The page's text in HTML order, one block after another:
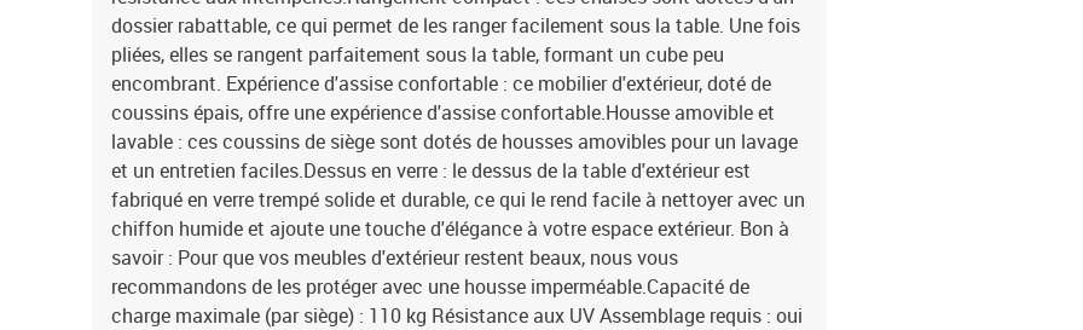
dossier rabattable, ce qui permet de les ranger facilement sous la table. Une fois
pliées, elles se rangent parfaitement sous la table, formant un cube peu
encombrant. Expérience d'assise confortable : ce mobilier d'extérieur, doté de
coussins épais, offre une expérience d'assise confortable.Housse amovible et
lavable : ces coussins de siège sont dotés de housses amovibles pour un lavage
et un entretien faciles.Dessus en verre : le dessus de la table d'extérieur est
fabriqué en verre trempé solide et durable, ce qui le rend facile à nettoyer avec un
chiffon humide et ajoute une touche d'élégance à votre espace extérieur. Bon à
savoir : Pour que vos meubles d'extérieur restent beaux, nous vous
recommandons de les protéger avec une housse imperméable.Capacité de
charge maximale (par siège) : 110 kg Résistance aux UV Assemblage requis : oui